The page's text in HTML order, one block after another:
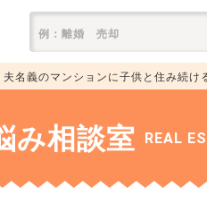
夫名義のマンションに子供と住み続け
み相談室 REAL